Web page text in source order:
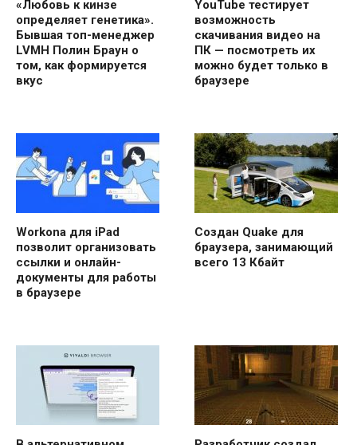
«Любовь к кинзе
определяет генетика».
Бывшая топ-менеджер
LVMH Полин Браун о
том, как формируется
вкус
YouTube тестирует
возможность
скачивания видео на
ПК — посмотреть их
можно будет только в
браузере
Workona для iPad
позволит организовать
ссылки и онлайн-
документы для работы
в браузере
Создан Quake для
браузера, занимающий
всего 13 Кбайт